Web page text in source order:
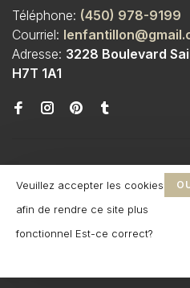
Téléphone: (450) 978-9199
Courriel:
Adresse: 3228 Boulevard
H7T 1A1
© Copyright 2026 Boutique
L'Enfantillon
Veuillez accepter les cookies
afin de rendre ce site plus
fonctionnel Est-ce correct?